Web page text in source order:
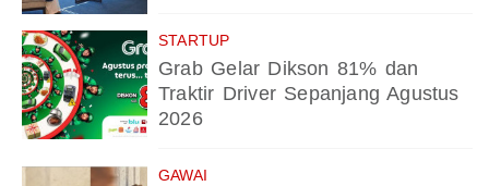
STARTUP
Grab Gelar Dikson 81% dan
Traktir Driver Sepanjang Agustus
2026
GAWAI